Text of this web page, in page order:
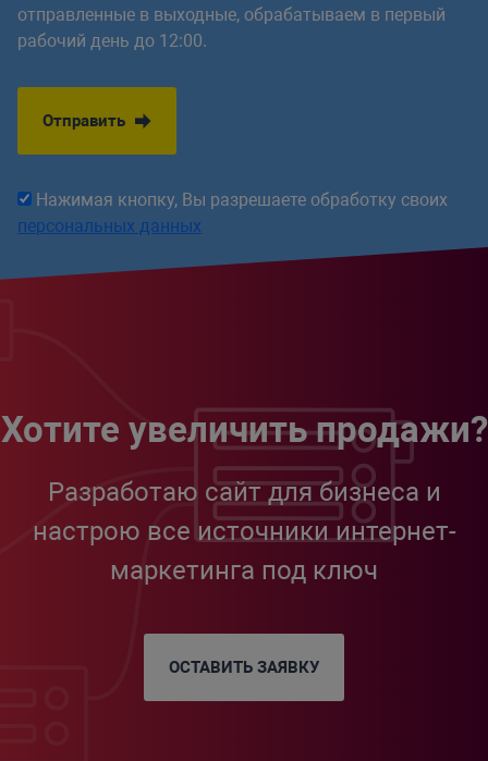
отправленные в выходные, обрабатываем в первый
рабочий день до 12:00.
Отправить
Нажимая кнопку, Вы разрешаете обработку своих
персональных данных
Хотите увеличить продажи?
Разработаю сайт для бизнеса и
настрою все источники интернет-
маркетинга под ключ
ОСТАВИТЬ ЗАЯВКУ